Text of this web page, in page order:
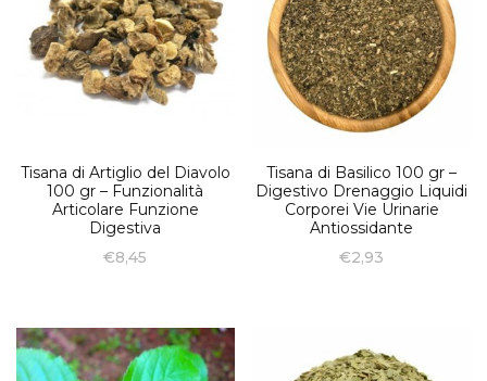
Tisana di Artiglio del Diavolo
100 gr – Funzionalità
Articolare Funzione
Digestiva
€8,45
Tisana di Basilico 100 gr –
Digestivo Drenaggio Liquidi
Corporei Vie Urinarie
Antiossidante
€2,93